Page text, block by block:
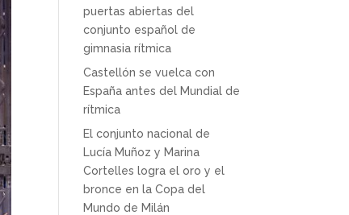
puertas abiertas del
conjunto español de
gimnasia rítmica
Castellón se vuelca con
España antes del Mundial de
rítmica
El conjunto nacional de
Lucía Muñoz y Marina
Cortelles logra el oro y el
bronce en la Copa del
Mundo de Milán